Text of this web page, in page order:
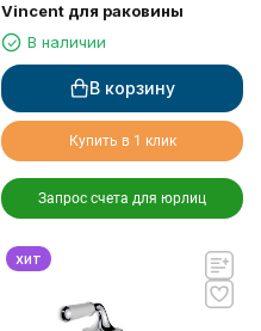
Vincent для раковины
В наличии
В корзину
Купить в 1 клик
Запрос счета для юрлиц
хит